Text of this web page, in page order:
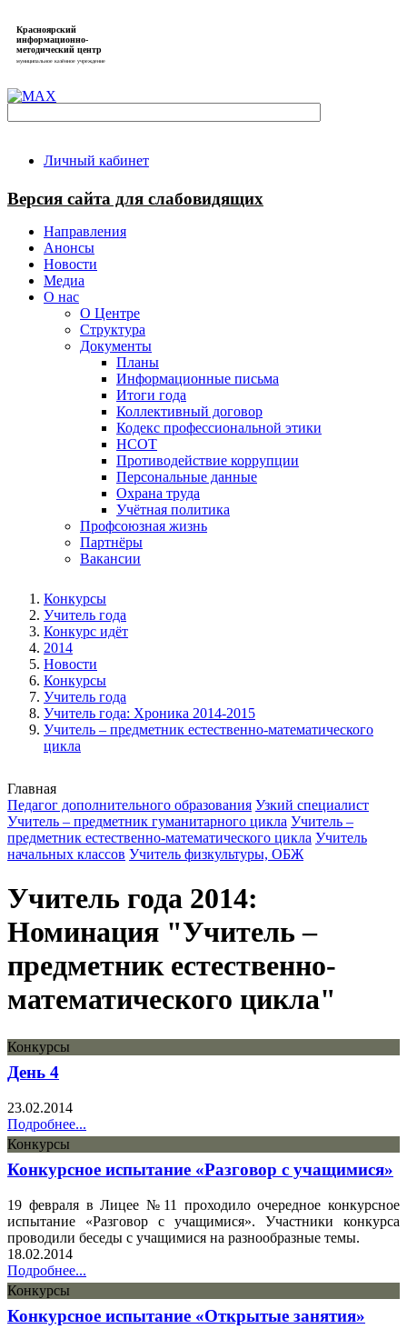
Красноярский
информационно-
методический центр
муниципальное казённое учреждение
Личный кабинет
Версия сайта для слабовидящих
Направления
Анонсы
Новости
Медиа
О нас
О Центре
Структура
Документы
Планы
Информационные письма
Итоги года
Коллективный договор
Кодекс профессиональной этики
НСОТ
Противодействие коррупции
Персональные данные
Охрана труда
Учётная политика
Профсоюзная жизнь
Партнёры
Вакансии
Конкурсы
Учитель года
Конкурс идёт
2014
Новости
Конкурсы
Учитель года
Учитель года: Хроника 2014-2015
Учитель – предметник естественно-математического
цикла
Главная
Педагог дополнительного образования Узкий специалист
Учитель – предметник гуманитарного цикла Учитель –
предметник естественно-математического цикла Учитель
начальных классов Учитель физкультуры, ОБЖ
Учитель года 2014:
Номинация "Учитель –
предметник естественно-
математического цикла"
Конкурсы
День 4
23.02.2014
Подробнее...
Конкурсы
Конкурсное испытание «Разговор с учащимися»
19 февраля в Лицее №11 проходило очередное конкурсное
испытание «Разговор с учащимися». Участники конкурса
проводили беседы с учащимися на разнообразные темы.
18.02.2014
Подробнее...
Конкурсы
Конкурсное испытание «Открытые занятия»